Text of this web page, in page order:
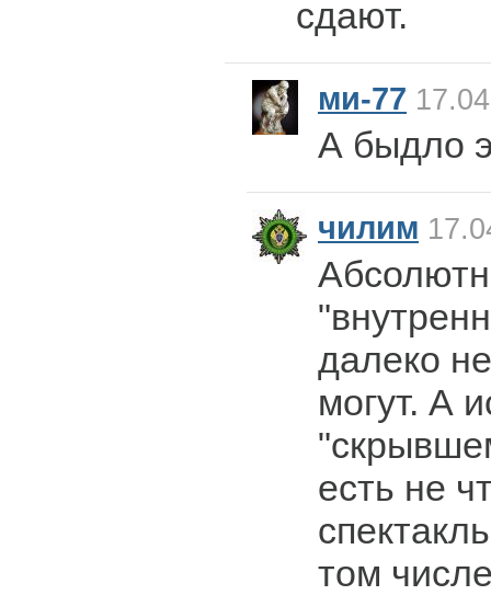
сдают.
ми-77
А быдло
чилим
далеко
могут. А
есть не
том